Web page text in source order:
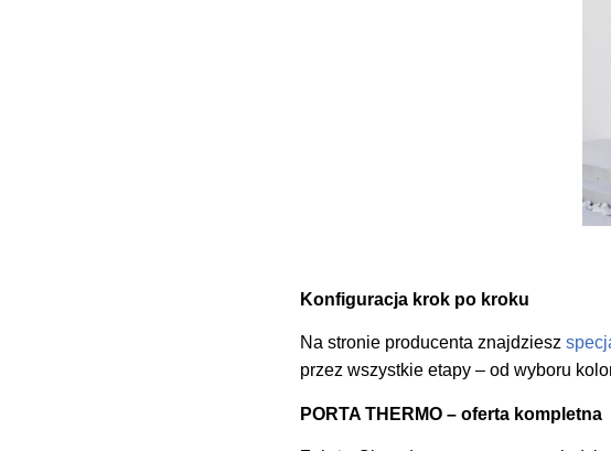
Konfiguracja krok po kroku
Na stronie producenta znajdziesz
przez wszystkie etapy – od wyboru
PORTA THERMO – oferta kompletna